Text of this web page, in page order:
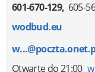
601-670-129 605-
wodbud.eu
Otwartedo 21:00